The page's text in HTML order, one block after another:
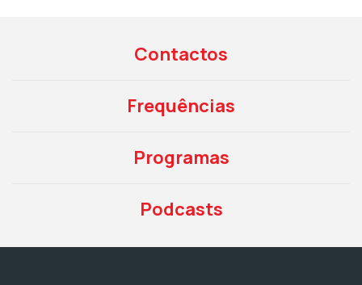
Contactos
Frequências
Programas
Podcasts